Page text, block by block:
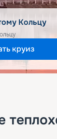
Кольцу
круиз